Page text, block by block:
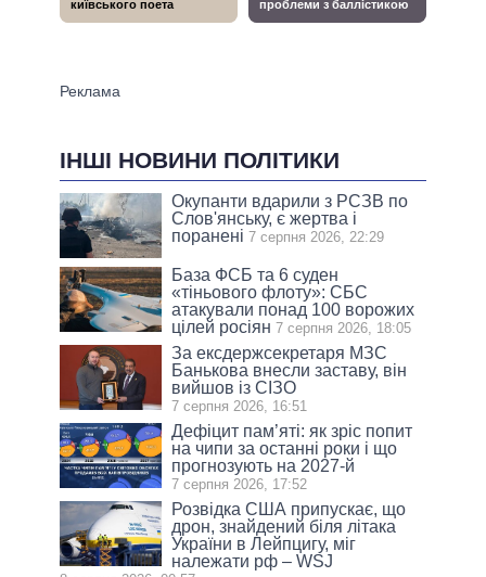
ІНШІ НОВИНИ ПОЛІТИКИ
Окупанти вдарили з РСЗВ по
Слов'янську, є жертва і
поранені 7 серпня 2026, 22:29
База ФСБ та 6 суден
«тіньового флоту»: СБС
атакували понад 100 ворожих
цілей росіян 7 серпня 2026, 18:05
За ексдержсекретаря МЗС
Банькова внесли заставу, він
вийшов із СІЗО
7 серпня 2026, 16:51
Дефіцит пам’яті: як зріс попит
на чипи за останні роки і що
прогнозують на 2027-й
7 серпня 2026, 17:52
Розвідка США припускає, що
дрон, знайдений біля літака
України в Лейпцигу, міг
належати рф – WSJ